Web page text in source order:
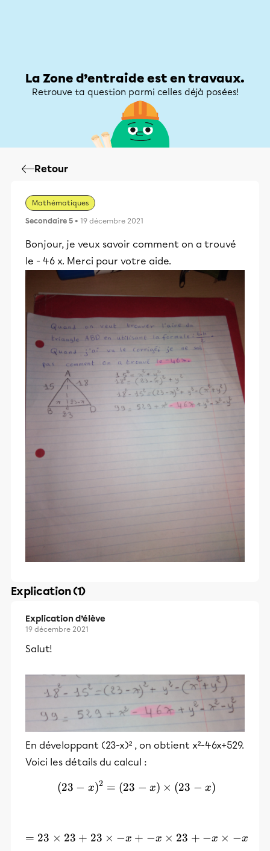
La Zone d’entraide est en travaux.
Retrouve ta question parmi celles déjà posées!
Retour
Mathématiques
Secondaire 5 • 19 décembre 2021
Bonjour, je veux savoir comment on a trouvé
le - 46 x. Merci pour votre aide.
Explication (1)
Explication d’élève
19 décembre 2021
Salut!
En développant (23-x)² , on obtient x²-46x+529.
Voici les détails du calcul :
(23-x)² = (23-x)\times
(23 − x)2 = (23 − x) × (23 − x)
= 23\times 23 +
= 23 × 23 + 23 × −x + −x × 23 + −x × −x